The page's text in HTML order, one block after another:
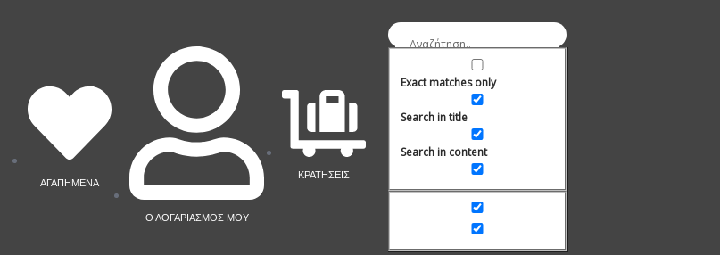
ΑΓΑΠΗΜΕΝΑ
Ο ΛΟΓΑΡΙΑΣΜΟΣ ΜΟΥ
ΚΡΑΤΗΣΕΙΣ
Exact matches only
Search in title
Search in content